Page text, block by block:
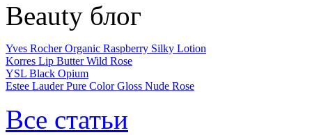
Beauty блог
Yves Rocher Organic Raspberry Silky Lotion
Korres Lip Butter Wild Rose
YSL Black Opium
Estee Lauder Pure Color Gloss Nude Rose
Все статьи